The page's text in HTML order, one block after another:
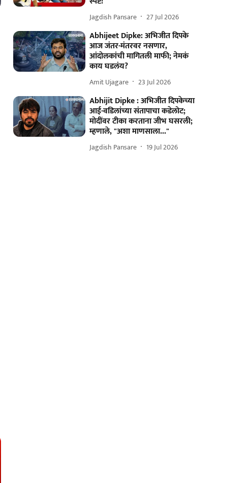
Jagdish Pansare 27 Jul 2026
Abhijeet Dipke: अभिजीत दिपके
आज जंतर-मंतरवर नसणार,
आंदोलकांची मागितली माफी; नेमकं
काय घडलंय?
Amit Ujagare 23 Jul 2026
Abhijit Dipke : अभिजीत दिपकेच्या
आई-वडिलांच्या संतापाचा कडेलोट;
मोदींवर टीका करताना जीभ घसरली;
म्हणाले, "अशा माणसाला..."
Jagdish Pansare 19 Jul 2026